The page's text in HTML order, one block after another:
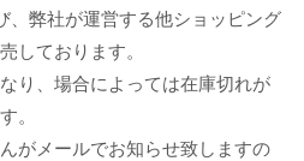
、弊社が運営する他ショッピング
しております。
り、場合によっては在庫切れが
。
がメールでお知らせ致しますの